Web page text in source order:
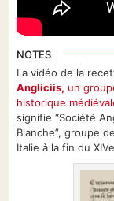
NOTES
La vidéo de la
Angliciis, un
historique
signifie “Société
Blanche”, groupe
Italie à la fin du